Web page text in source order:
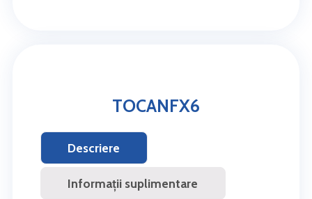
TOCANFX6
Descriere
Informații suplimentare